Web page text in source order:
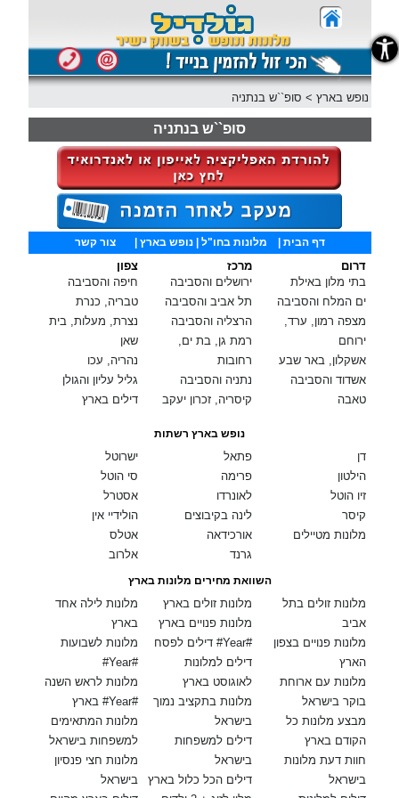
נופש בארץ > סופ``ש בנתניה
סופ``ש בנתניה
דף הבית מלונות בחו"ל | נופש בארץ |צור קשר
צפון
חיפה והסביבה
טבריה, כנרת
נצרת, מעלות, בית
שאן
נהריה, עכו
גליל עליון והגולן
דילים בארץ
מרכז
ירושלים והסביבה
תל אביב והסביבה
הרצליה והסביבה
רמת גן, בת ים,
רחובות
נתניה והסביבה
קיסריה, זכרון יעקב
דרום
בתי מלון באילת
ים המלח והסביבה
מצפה רמון, ערד,
ירוחם
אשקלון, באר שבע
אשדוד והסביבה
טאבה
נופש בארץ רשתות
ישרוטל
סי הוטל
אסטרל
הולידיי אין
אטלס
אלרוב
פתאל
פרימה
לאונרדו
לינה בקיבוצים
אורכידאה
גרנד
דן
הילטון
זיו הוטל
קיסר
מלונות מטיילים
השוואת מחירים מלונות בארץ
מלונות לילה אחד
בארץ
מלונות לשבועות
#Year#
מלונות לראש השנה
בארץ #Year#
מלונות המתאימים
למשפחות בישראל
מלונות חצי פנסיון
בישראל
מלונות זולים בארץ
מלונות פנויים בארץ
דילים לפסח #Year#
דילים למלונות
לאוגוסט בארץ
מלונות בתקציב נמוך
בישראל
דילים למשפחות
בישראל
דילים הכל כלול בארץ
מלונות זולים בתל
אביב
מלונות פנויים בצפון
הארץ
מלונות עם ארוחת
בוקר בישראל
מבצע מלונות כל
הקודם בארץ
חוות דעת מלונות
בישראל
נגישות